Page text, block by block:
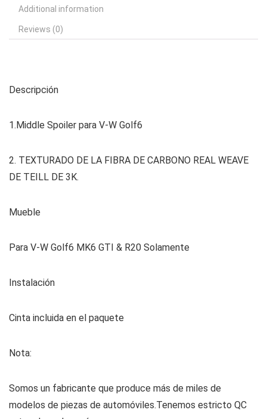
Additional information
Reviews (0)
Descripción
1.Middle Spoiler para V-W Golf6
2. TEXTURADO DE LA FIBRA DE CARBONO REAL WEAVE
DE TEILL DE 3K.
Mueble
Para V-W Golf6 MK6 GTI & R20 Solamente
Instalación
Cinta incluida en el paquete
Nota:
Somos un fabricante que produce más de miles de
modelos de piezas de automóviles.Tenemos estricto QC